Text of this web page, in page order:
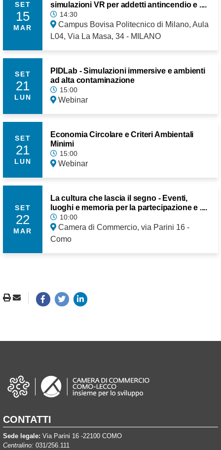
SET
15
MAR
simulazioni VR per addetti antincendio e ....
14:30
Campus Bovisa Politecnico di Milano, Aula
L04, Via La Masa, 34 - MILANO
SET
21
LUN
PIDLab - Simulazioni immersive e ambienti
ad alta contaminazione
15:00
Webinar
SET
21
LUN
Economia Circolare e Criteri Ambientali
Minimi
15:00
Webinar
SET
22
MAR
La cultura che lascia il segno - Eventi,
luoghi e memoria per la partecipazione e ....
10:00
Camera di Commercio, via Parini 16 -
Como
CONTATTI
Sede legale: Via Parini 16 -22100 COMO
Centralino: 031/256.111